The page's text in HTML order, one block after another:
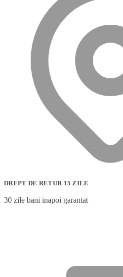
DREPT DE RETUR 15 ZILE
30 zile bani inapoi garantat